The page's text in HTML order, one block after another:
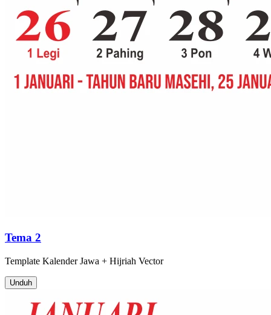
Tema 2
Template Kalender Jawa + Hijriah Vector
Unduh